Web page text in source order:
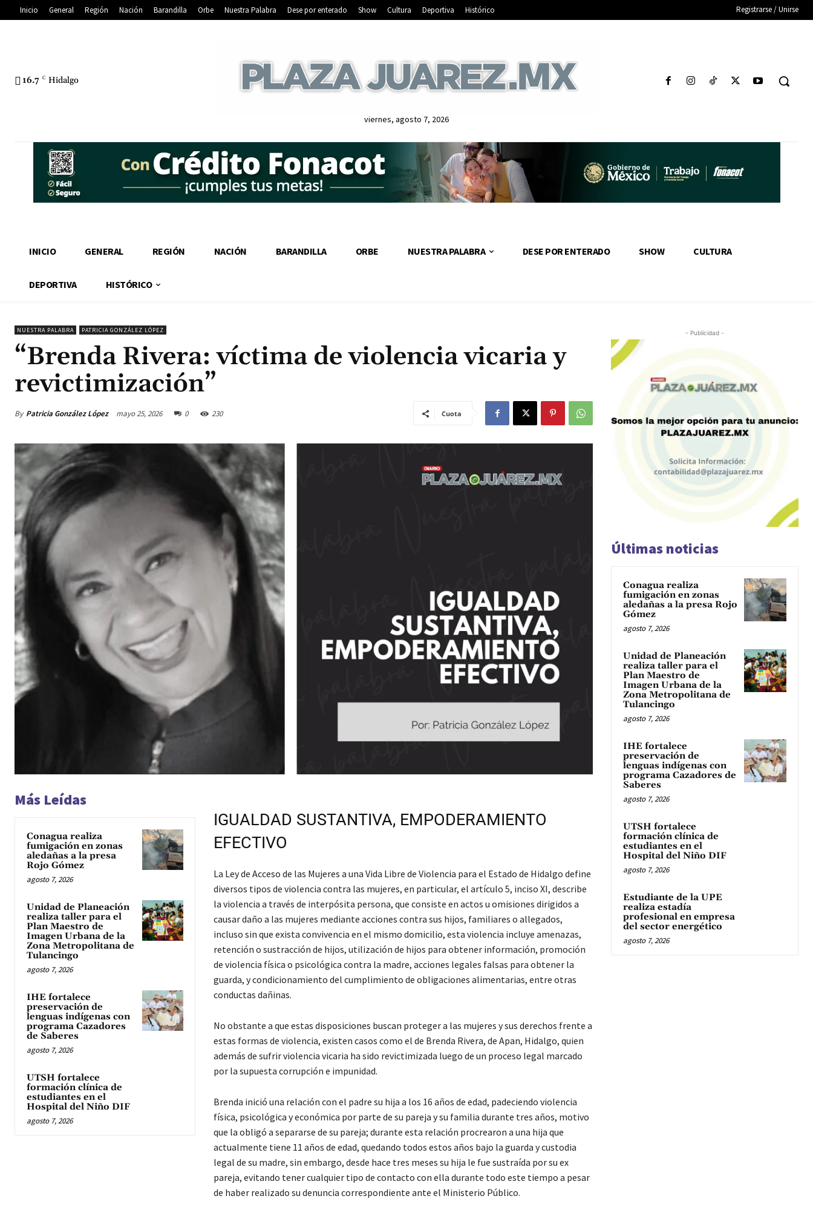
Inicio General Región Nación Barandilla Orbe Nuestra Palabra Dese por enterado Show Cultura Deportiva Histórico Registrarse / Unirse
16.7 C Hidalgo
viernes, agosto 7, 2026
INICIO GENERAL REGIÓN NACIÓN BARANDILLA ORBE NUESTRA PALABRA DESE POR ENTERADO SHOW CULTURA
DEPORTIVA HISTÓRICO
NUESTRA PALABRA PATRICIA GONZÁLEZ LÓPEZ
“Brenda Rivera: víctima de violencia vicaria y
revictimización”
By Patricia González López mayo 25, 2026 0 230 Cuota
Más Leídas
Conagua realiza
fumigación en zonas
aledañas a la presa
Rojo Gómez
agosto 7, 2026
Unidad de Planeación
realiza taller para el
Plan Maestro de
Imagen Urbana de la
Zona Metropolitana de
Tulancingo
agosto 7, 2026
IHE fortalece
preservación de
lenguas indígenas con
programa Cazadores
de Saberes
agosto 7, 2026
UTSH fortalece
formación clínica de
estudiantes en el
Hospital del Niño DIF
agosto 7, 2026
IGUALDAD SUSTANTIVA, EMPODERAMIENTO
EFECTIVO
La Ley de Acceso de las Mujeres a una Vida Libre de Violencia para el Estado de Hidalgo define
diversos tipos de violencia contra las mujeres, en particular, el artículo 5, inciso XI, describe
la violencia a través de interpósita persona, que consiste en actos u omisiones dirigidos a
causar daño a las mujeres mediante acciones contra sus hijos, familiares o allegados,
incluso sin que exista convivencia en el mismo domicilio, esta violencia incluye amenazas,
retención o sustracción de hijos, utilización de hijos para obtener información, promoción
de violencia física o psicológica contra la madre, acciones legales falsas para obtener la
guarda, y condicionamiento del cumplimiento de obligaciones alimentarias, entre otras
conductas dañinas.
No obstante a que estas disposiciones buscan proteger a las mujeres y sus derechos frente a
estas formas de violencia, existen casos como el de Brenda Rivera, de Apan, Hidalgo, quien
además de sufrir violencia vicaria ha sido revictimizada luego de un proceso legal marcado
por la supuesta corrupción e impunidad.
Brenda inició una relación con el padre su hija a los 16 años de edad, padeciendo violencia
física, psicológica y económica por parte de su pareja y su familia durante tres años, motivo
que la obligó a separarse de su pareja; durante esta relación procrearon a una hija que
actualmente tiene 11 años de edad, quedando todos estos años bajo la guarda y custodia
legal de su madre, sin embargo, desde hace tres meses su hija le fue sustraída por su ex
pareja, evitando tener cualquier tipo de contacto con ella durante todo este tiempo a pesar
de haber realizado su denuncia correspondiente ante el Ministerio Público.
- Publicidad -
Últimas noticias
Conagua realiza
fumigación en zonas
aledañas a la presa Rojo
Gómez
agosto 7, 2026
Unidad de Planeación
realiza taller para el
Plan Maestro de
Imagen Urbana de la
Zona Metropolitana de
Tulancingo
agosto 7, 2026
IHE fortalece
preservación de
lenguas indígenas con
programa Cazadores de
Saberes
agosto 7, 2026
UTSH fortalece
formación clínica de
estudiantes en el
Hospital del Niño DIF
agosto 7, 2026
Estudiante de la UPE
realiza estadía
profesional en empresa
del sector energético
agosto 7, 2026